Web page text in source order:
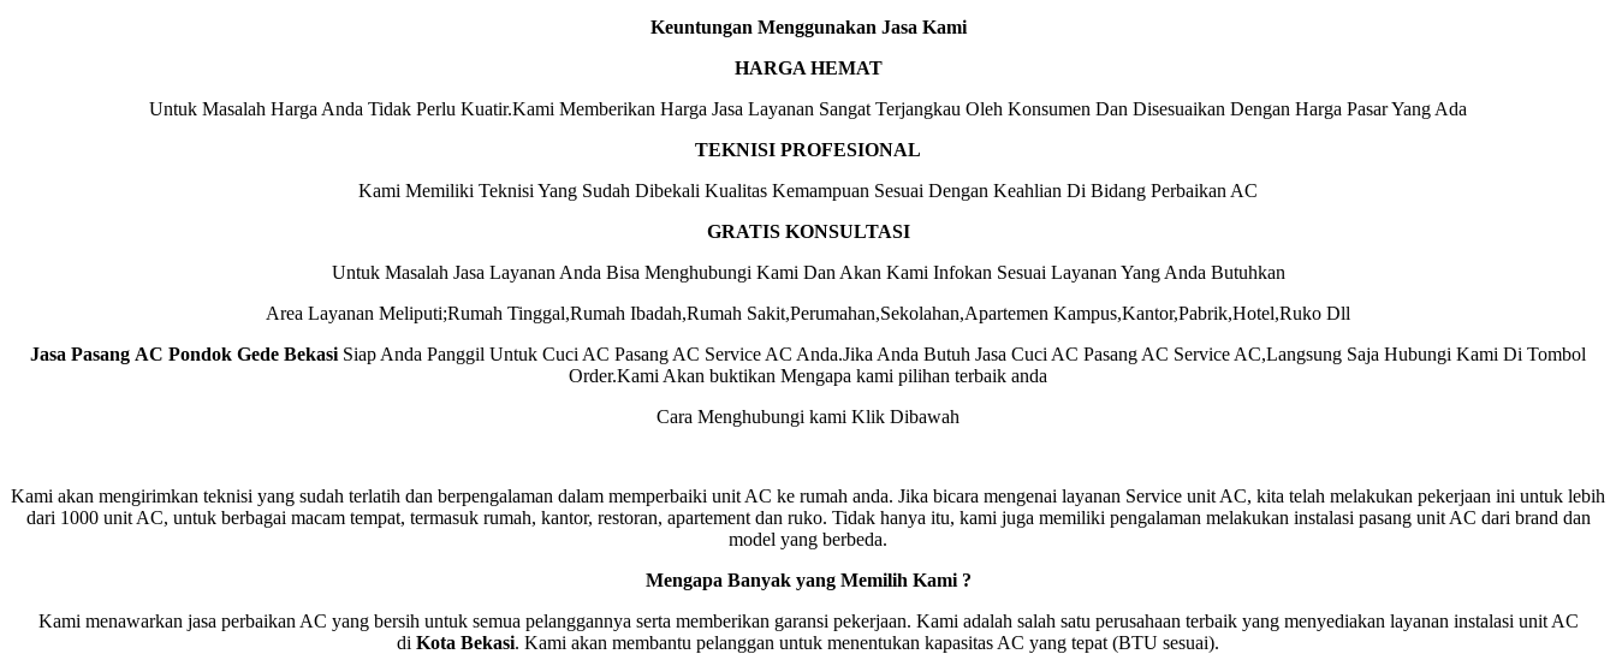
Keuntungan Menggunakan Jasa Kami
HARGA HEMAT
Untuk Masalah Harga Anda Tidak Perlu Kuatir.Kami Memberikan Harga Jasa Layanan Sangat Terjangkau Oleh Konsumen Dan Disesuaikan Dengan Harga Pasar Yang Ada
TEKNISI PROFESIONAL
Kami Memiliki Teknisi Yang Sudah Dibekali Kualitas Kemampuan Sesuai Dengan Keahlian Di Bidang Perbaikan AC
GRATIS KONSULTASI
Untuk Masalah Jasa Layanan Anda Bisa Menghubungi Kami Dan Akan Kami Infokan Sesuai Layanan Yang Anda Butuhkan
Area Layanan Meliputi;Rumah Tinggal,Rumah Ibadah,Rumah Sakit,Perumahan,Sekolahan,Apartemen Kampus,Kantor,Pabrik,Hotel,Ruko Dll
Jasa Pasang AC Pondok Gede Bekasi Siap Anda Panggil Untuk Cuci AC Pasang AC Service AC Anda.Jika Anda Butuh Jasa Cuci AC Pasang AC Service AC,Langsung Saja Hubungi Kami Di Tombol
Order.Kami Akan buktikan Mengapa kami pilihan terbaik anda
Cara Menghubungi kami Klik Dibawah
Kami akan mengirimkan teknisi yang sudah terlatih dan berpengalaman dalam memperbaiki unit AC ke rumah anda. Jika bicara mengenai layanan Service unit AC, kita telah melakukan pekerjaan ini untuk lebih
dari 1000 unit AC, untuk berbagai macam tempat, termasuk rumah, kantor, restoran, apartement dan ruko. Tidak hanya itu, kami juga memiliki pengalaman melakukan instalasi pasang unit AC dari brand dan
model yang berbeda.
Mengapa Banyak yang Memilih Kami ?
Kami menawarkan jasa perbaikan AC yang bersih untuk semua pelanggannya serta memberikan garansi pekerjaan. Kami adalah salah satu perusahaan terbaik yang menyediakan layanan instalasi unit AC
di Kota Bekasi. Kami akan membantu pelanggan untuk menentukan kapasitas AC yang tepat (BTU sesuai).